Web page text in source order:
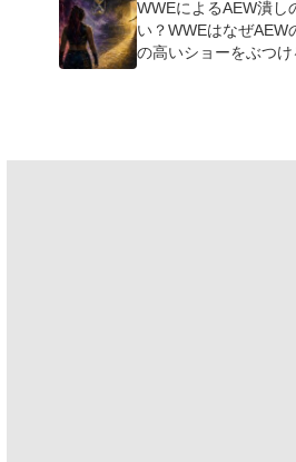
WWEによるAEW潰し
い？WWEはなぜAEW
の高いショーをぶつ